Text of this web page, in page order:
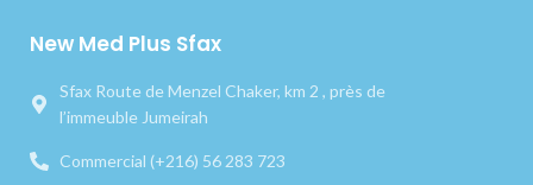
New Med Plus Sfax
Sfax Route de Menzel Chaker, km 2 , près de
l’immeuble Jumeirah
Commercial (+216) 56 283 723